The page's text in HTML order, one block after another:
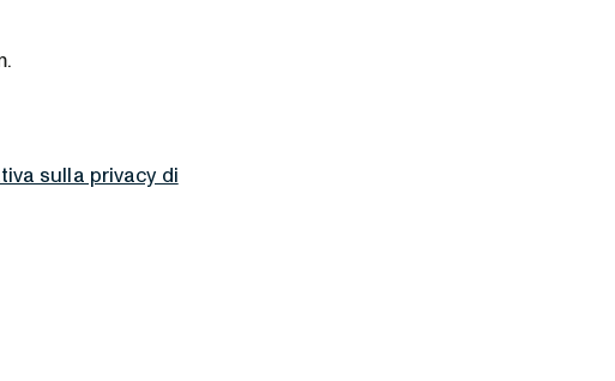
sulla privacy di